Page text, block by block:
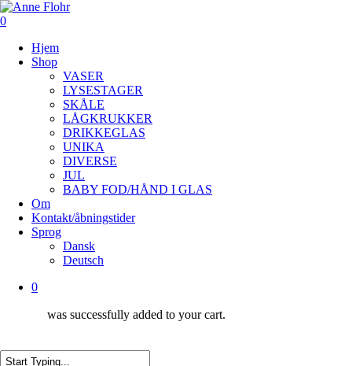
Skip
to
content
0
Hjem
Shop
VASER
LYSESTAGER
SKÅLE
LÅGKRUKKER
DRIKKEGLAS
UNIKA
DIVERSE
JUL
BABY FOD/HÅND I GLAS
Om
Kontakt/åbningstider
Sprog
Dansk
Deutsch
0
was successfully added to your cart.